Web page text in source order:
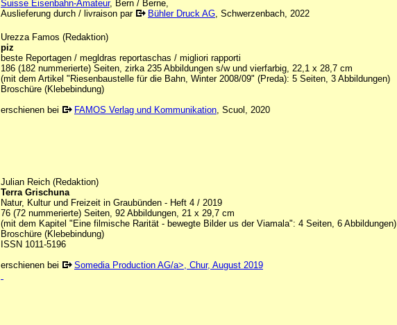
Suisse Eisenbahn-Amateur, Bern / Berne,
Auslieferung durch / livraison par
Bühler Druck AG, Schwerzenbach, 2022
Urezza Famos (Redaktion)
piz
beste Reportagen / megldras reportaschas / migliori rapporti
186 (182 nummerierte) Seiten, zirka 235 Abbildungen s/w und vierfarbig, 22,1 x 28,7 cm
(mit dem Artikel "Riesenbaustelle für die Bahn, Winter 2008/09" (Preda): 5 Seiten, 3 Abbildungen)
Broschüre (Klebebindung)
erschienen bei
FAMOS Verlag und Kommunikation, Scuol, 2020
Julian Reich (Redaktion)
Terra Grischuna
Natur, Kultur und Freizeit in Graubünden - Heft 4 / 2019
76 (72 nummerierte) Seiten, 92 Abbildungen, 21 x 29,7 cm
(mit dem Kapitel "Eine filmische Rarität - bewegte Bilder us der Viamala": 4 Seiten, 6 Abbildungen)
Broschüre (Klebebindung)
ISSN 1011-5196
erschienen bei
Somedia Production AG/a>, Chur, August 2019